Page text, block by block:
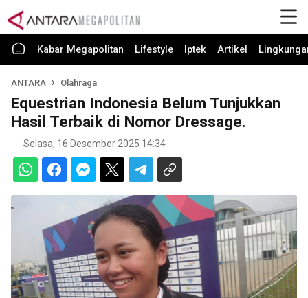
Kabar Megapolitan Lifestyle Iptek Artikel
ANTARA Olahraga
Equestrian Indonesia Belum Tunjukkan
Hasil Terbaik di Nomor Dressage.
Selasa, 16 Desember 2025 14:34